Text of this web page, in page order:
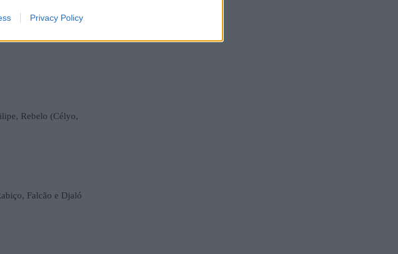
Privacy Policy
Rebelo (Célyo,
Falcão e Djaló